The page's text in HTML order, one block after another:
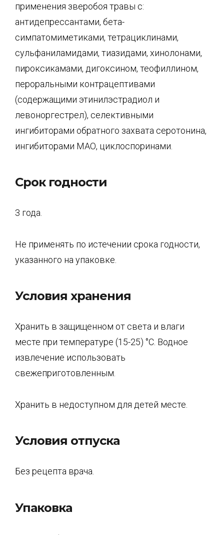
применения зверобоя травы с:
антидепрессантами, бета-
симпатомиметиками, тетрациклинами,
сульфаниламидами, тиазидами, хинолонами,
пироксикамами, дигоксином, теофиллином,
пероральными контрацептивами
(содержащими этинилэстрадиол и
левоноргестрел), селективными
ингибиторами обратного захвата серотонина,
ингибиторами МАО, циклоспоринами.
Срок годности
3 года.
Не применять по истечении срока годности,
указанного на упаковке.
Условия хранения
Хранить в защищенном от света и влаги
месте при температуре (15-25) °C. Водное
извлечение использовать
свежеприготовленным.
Хранить в недоступном для детей месте.
Условия отпуска
Без рецепта врача.
Упаковка